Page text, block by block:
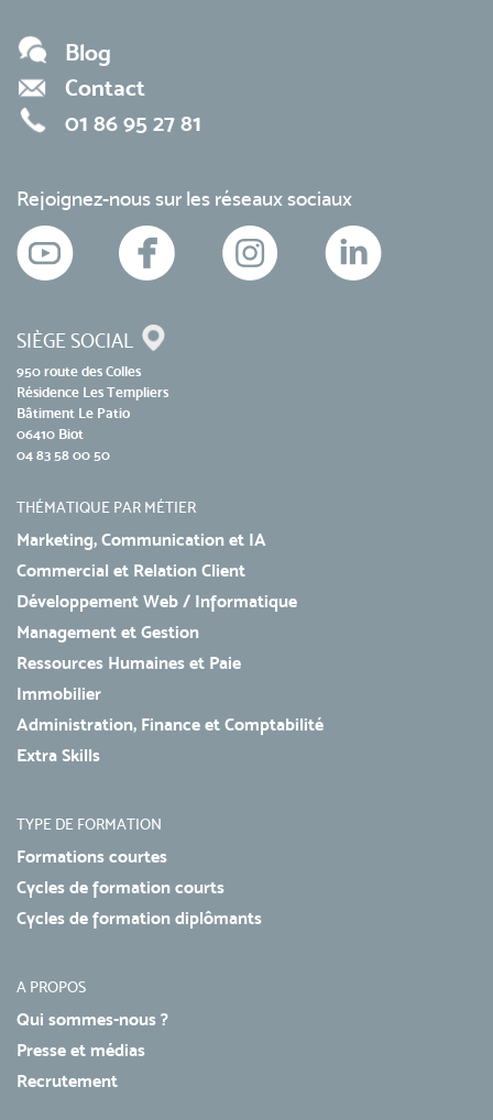
Blog
Contact
01 86 95 27 81
Rejoignez-nous sur les réseaux sociaux
SIÈGE SOCIAL
950 route des Colles
Résidence Les Templiers
Bâtiment Le Patio
06410 Biot
04 83 58 00 50
THÉMATIQUE PAR MÉTIER
Marketing, Communication et IA
Commercial et Relation Client
Développement Web / Informatique
Management et Gestion
Ressources Humaines et Paie
Immobilier
Administration, Finance et Comptabilité
Extra Skills
TYPE DE FORMATION
Formations courtes
Cycles de formation courts
Cycles de formation diplômants
A PROPOS
Qui sommes-nous ?
Presse et médias
Recrutement